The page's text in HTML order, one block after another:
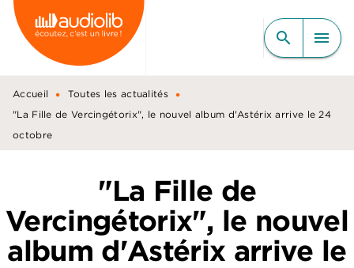
MENU RECHERCHE
CONTENU
PIED DE PAGE
search menu
Accueil • Toutes les actualités •
"La Fille de Vercingétorix", le nouvel album d'Astérix arrive le 24
octobre
"La Fille de
Vercingétorix", le nouvel
album d'Astérix arrive le